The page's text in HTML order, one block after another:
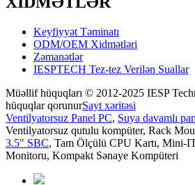
Keyfiyyət Təminatı
ODM/OEM Xidmətləri
Zəmanətlər
IESPTECH Tez-tez Verilən Suallar
Müəllif hüquqları © 2012-2025 IESP
hüquqlar qorunurSayt xəritəsi
Ventilyatorsuz Panel PC, Suya davamlı
Ventilyatorsuz qutulu kompüter, Rack
3.5" SBC, Tam Ölçülü CPU Kartı, Mini-
Monitoru, Kompakt Sənaye Kompüteri